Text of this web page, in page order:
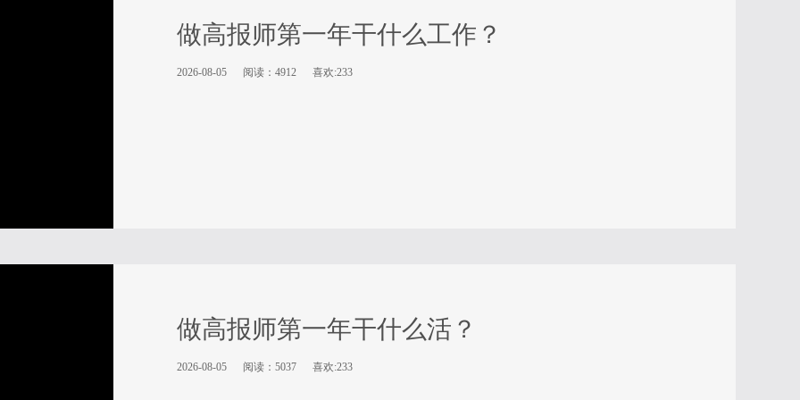
做高报师第一年干什么工作？
2026-08-05 阅读：4912 喜欢:233
做高报师第一年干什么活？
2026-08-05 阅读：5037 喜欢:233